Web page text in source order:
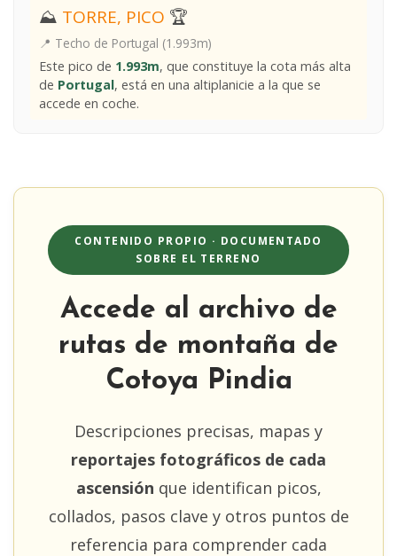
⛰ TORRE, PICO 🏆
📍 Techo de Portugal (1.993m)
Este pico de 1.993m, que constituye la cota más alta
de Portugal, está en una altiplanicie a la que se
accede en coche.
CONTENIDO PROPIO · DOCUMENTADO
SOBRE EL TERRENO
Accede al archivo de
rutas de montaña de
Cotoya Pindia
Descripciones precisas, mapas y
reportajes fotográficos de cada
ascensión que identifican picos,
collados, pasos clave y otros puntos de
referencia para comprender cada